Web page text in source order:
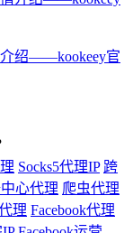
介绍——kookeey官
Socks5代理IP 跨
心代理 爬虫代理
理 Facebook代理